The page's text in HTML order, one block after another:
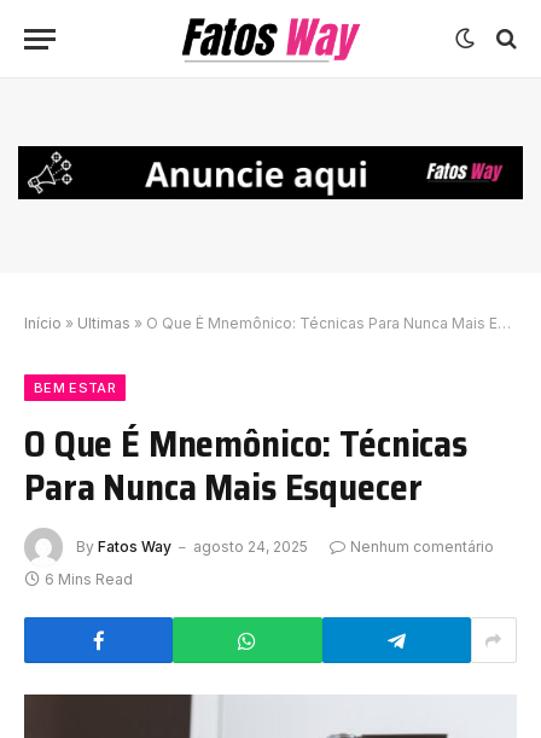
Início » Ultimas » O Que É Mnemônico: Técnicas Para Nunca Mais Esquecer
BEM ESTAR
O Que É Mnemônico: Técnicas
Para Nunca Mais Esquecer
By Fatos Way agosto 24, 2025
Nenhum comentário
6 Mins Read